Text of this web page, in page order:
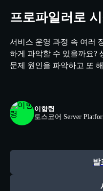
프로파일러로
서비스 운영 과정 속 여러
하게 파악할 수 있을까요?
문제 원인을 파악하고 또
이항령
토스코어 Server
발